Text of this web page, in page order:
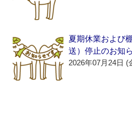
夏期休業および
送）停止のお知
2026年07月24日 (